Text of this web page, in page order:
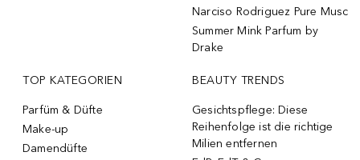
Narciso Rodriguez Pure Musc
Summer Mink Parfum by
Drake
TOP KATEGORIEN
Parfüm & Düfte
Make-up
Damendüfte
BEAUTY TRENDS
Gesichtspflege: Diese
Reihenfolge ist die richtige
Milien entfernen